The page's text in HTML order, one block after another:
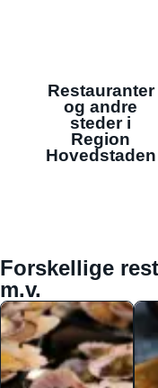
Restauranter
og andre
steder i
Region
Hovedstaden
Forskellige
m.v.